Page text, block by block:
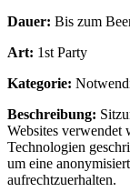
Dauer: Bis zum
Art: 1st Party
Kategorie:
Beschreibung:
Websites
Technologien
um eine
aufrechtzuerhalten.